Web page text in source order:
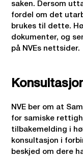
saken. Dersom
fordel om det
brukes til dette.
dokumenter, og
på NVEs nettsider.
NVE ber om at
for samiske
tilbakemelding i
konsultasjon i
beskjed om dere